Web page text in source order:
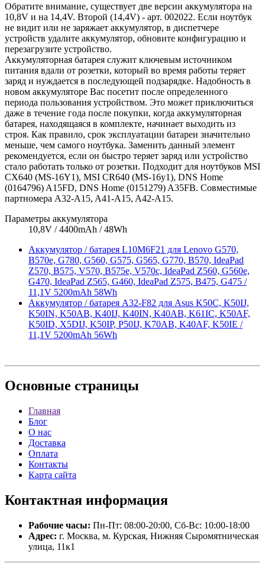
Обратите внимание, существует две версии аккумулятора на
10,8V и на 14,4V. Второй (14,4V) - арт. 002022. Если ноутбук
не видит или не заряжает аккумулятор, в диспетчере
устройств удалите аккумулятор, обновите конфигурацию и
перезагрузите устройство.
Аккумуляторная батарея служит ключевым источником
питания вдали от розетки, который во время работы теряет
заряд и нуждается в последующей подзарядке. Надобность в
новом аккумуляторе Вас посетит после определенного
периода пользования устройством. Это может приключиться
даже в течение года после покупки, когда аккумуляторная
батарея, находящаяся в комплекте, начинает выходить из
строя. Как правило, срок эксплуатации батареи значительно
меньше, чем самого ноутбука. Заменить данный элемент
рекомендуется, если он быстро теряет заряд или устройство
стало работать только от розетки. Подходит для ноутбуков MSI
CX640 (MS-16Y1), MSI CR640 (MS-16y1), DNS Home
(0164796) A15FD, DNS Home (0151279) A35FB. Совместимые
партномера A32-A15, A41-A15, A42-A15.
Параметры аккумулятора
10,8V / 4400mAh / 48Wh
Аккумулятор / батарея L10M6F21 для Lenovo G570,
B570e, G780, G560, G575, G565, G770, B570, IdeaPad
Z570, B575, V570, B575e, V570c, IdeaPad Z560, G560e,
G470, IdeaPad Z565, G460, IdeaPad Z575, B475, G475 /
11,1V 5200mAh 58Wh
Аккумулятор / батарея A32-F82 для Asus K50C, K50IJ,
K50IN, K50AB, K40IJ, K40IN, K40AB, K61IC, K50AF,
K50ID, X5DIJ, K50IP, P50IJ, K70AB, K40AF, K50IE /
11,1V 5200mAh 56Wh
Основные страницы
Главная
Блог
О нас
Доставка
Оплата
Контакты
Карта сайта
Контактная информация
Рабочие часы: Пн-Пт: 08:00-20:00, Сб-Вс: 10:00-18:00
Адрес: г. Москва, м. Курская, Нижняя Сыромятническая
улица, 11к1